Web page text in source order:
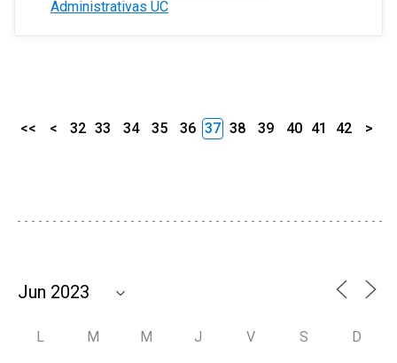
Administrativas UC
<< < 32 33 34 35 36 37 38 39 40 41 42 >
L M M J V S D